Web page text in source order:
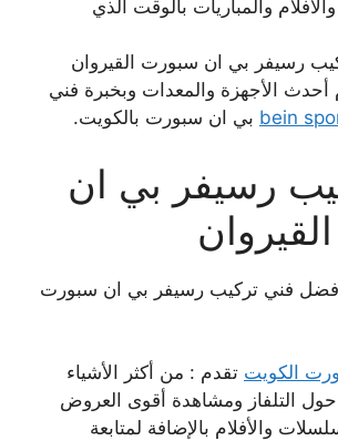
والمباريات بالوقت الذي
رسيفر بي ان سبورت القيروان
أحدث الأجهزة والمعدات وبخبرة فني
bein بي ان سبورت بالكويت.
رسيفر بي ان
فني تركيب رسيفر بي ان سبورت
الكويت تقدم : من أكثر الأشياء
التلفاز ومشاهدة أقوى العروض
والأفلام بالإضافة لمتابعة